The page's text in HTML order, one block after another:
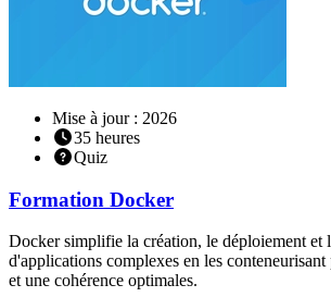
Mise à jour : 2026
35 heures
Quiz
Formation Docker
Docker simplifie la création, le déploiement et
d'applications complexes en les
et une cohérence optimales.